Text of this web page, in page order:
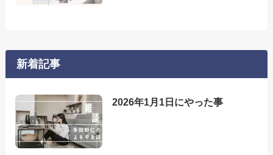
新着記事
2026年1月1日にやった事